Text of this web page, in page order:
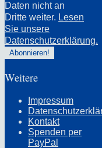
Daten nicht an
Dritte weiter. Lesen
Sie unsere
Datenschutzerklärung.
Weitere
Impressum
Kontakt
Spenden per
PayPal